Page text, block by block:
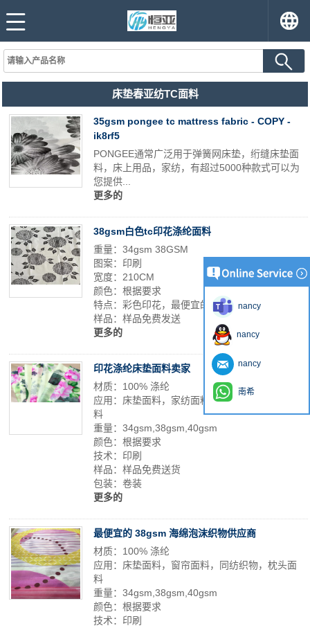
床垫春亚纺TC面料
35gsm pongee tc mattress fabric - COPY -
ik8rf5
PONGEE通常广泛用于弹簧网床垫，绗缝床垫面
料，床上用品，家纺，有超过5000种款式可以为
您提供...
更多的
38gsm白色tc印花涤纶面料
重量：34gsm 38GSM
图案：印刷
宽度：210CM
颜色：根据要求
特点：彩色印花，最便宜的床垫面料
样品：样品免费发送
更多的
印花涤纶床垫面料卖家
材质：100% 涤纶
应用：床垫面料，家纺面料，窗帘面料，枕头面
料
重量：34gsm,38gsm,40gsm
颜色：根据要求
技术：印刷
样品：样品免费送货
包装：卷装
更多的
最便宜的 38gsm 海绵泡沫织物供应商
材质：100% 涤纶
应用：床垫面料，窗帘面料，同纺织物，枕头面
料
重量：34gsm,38gsm,40gsm
颜色：根据要求
技术：印刷
nancy
nancy
nancy
南希